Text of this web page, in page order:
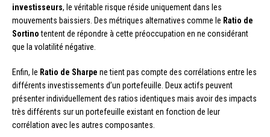
investisseurs, le véritable risque réside uniquement dans les
mouvements baissiers. Des métriques alternatives comme le Ratio de
Sortinotentent de répondre à cette préoccupation en ne considérant
que la volatilité négative.
Enfin, le Ratio de Sharpe ne tient pas compte des corrélations entre les
différents investissements d’un portefeuille. Deux actifs peuvent
présenter individuellement des ratios identiques mais avoir des impacts
très différents sur un portefeuille existant en fonction de leur
corrélation avec les autres composantes.